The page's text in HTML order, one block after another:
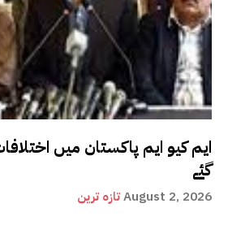
ایم کیو ایم پاکستان میں
گئے
تازہ ترینAugust 2, 2026